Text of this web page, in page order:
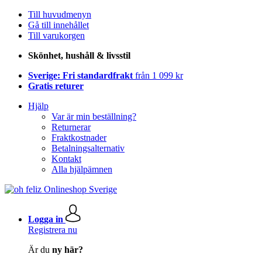
Till huvudmenyn
Gå till innehållet
Till varukorgen
Skönhet, hushåll & livsstil
Sverige: Fri standardfrakt från 1 099 kr
Gratis returer
Hjälp
Var är min beställning?
Returnerar
Fraktkostnader
Betalningsalternativ
Kontakt
Alla hjälpämnen
Logga in
Registrera nu
Är du ny här?